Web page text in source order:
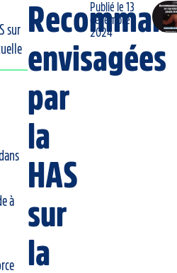
sur
à
envisagées
par
la
HAS
sur
la
Publié le 13
décembre
2024